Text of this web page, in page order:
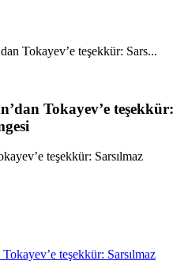
Tokayev’e teşekkür: Sars...
Tokayev’e teşekkür:
teşekkür: Sarsılmaz